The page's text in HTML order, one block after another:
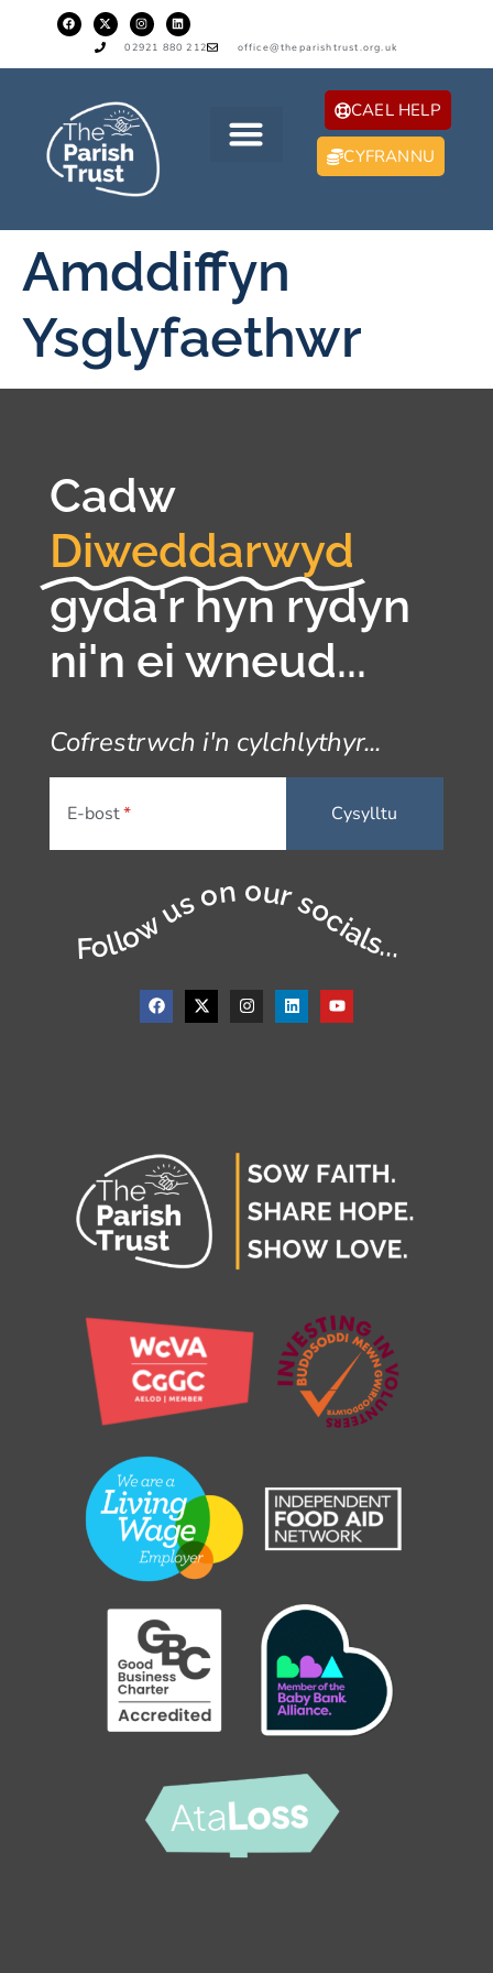
02921 880 212 office@theparishtrust.org.uk
CAEL HELP
CYFRANNU
Amddiffyn
Ysglyfaethwr
Cadw
Diweddarwyd
gyda'r hyn rydyn
ni'n ei wneud...
Cofrestrwch i'n cylchlythyr...
E-bost
Follow us on our socials...